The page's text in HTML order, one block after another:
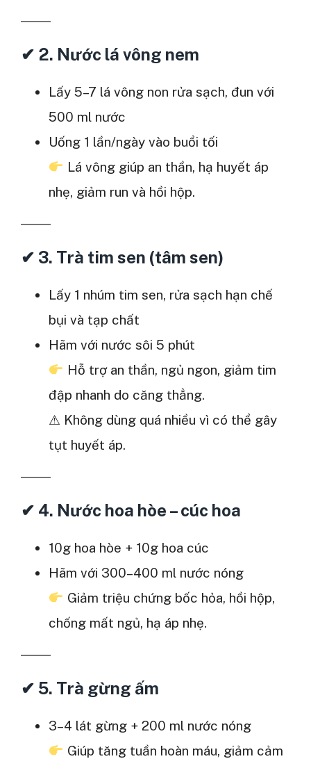
✔ 2. Nước lá vông nem
Lấy 5–7 lá vông non rửa sạch, đun với
500 ml nước
Uống 1 lần/ngày vào buổi tối
Lá vông giúp an thần, hạ huyết áp
nhẹ, giảm run và hồi hộp.
✔ 3. Trà tim sen (tâm sen)
Lấy 1 nhúm tim sen, rửa sạch hạn chế
bụi và tạp chất
Hãm với nước sôi 5 phút
Hỗ trợ an thần, ngủ ngon, giảm tim
đập nhanh do căng thẳng.
⚠ Không dùng quá nhiều vì có thể gây
tụt huyết áp.
✔ 4. Nước hoa hòe – cúc hoa
10g hoa hòe + 10g hoa cúc
Hãm với 300–400 ml nước nóng
Giảm triệu chứng bốc hỏa, hồi hộp,
chống mất ngủ, hạ áp nhẹ.
✔ 5. Trà gừng ấm
3–4 lát gừng + 200 ml nước nóng
Giúp tăng tuần hoàn máu, giảm cảm